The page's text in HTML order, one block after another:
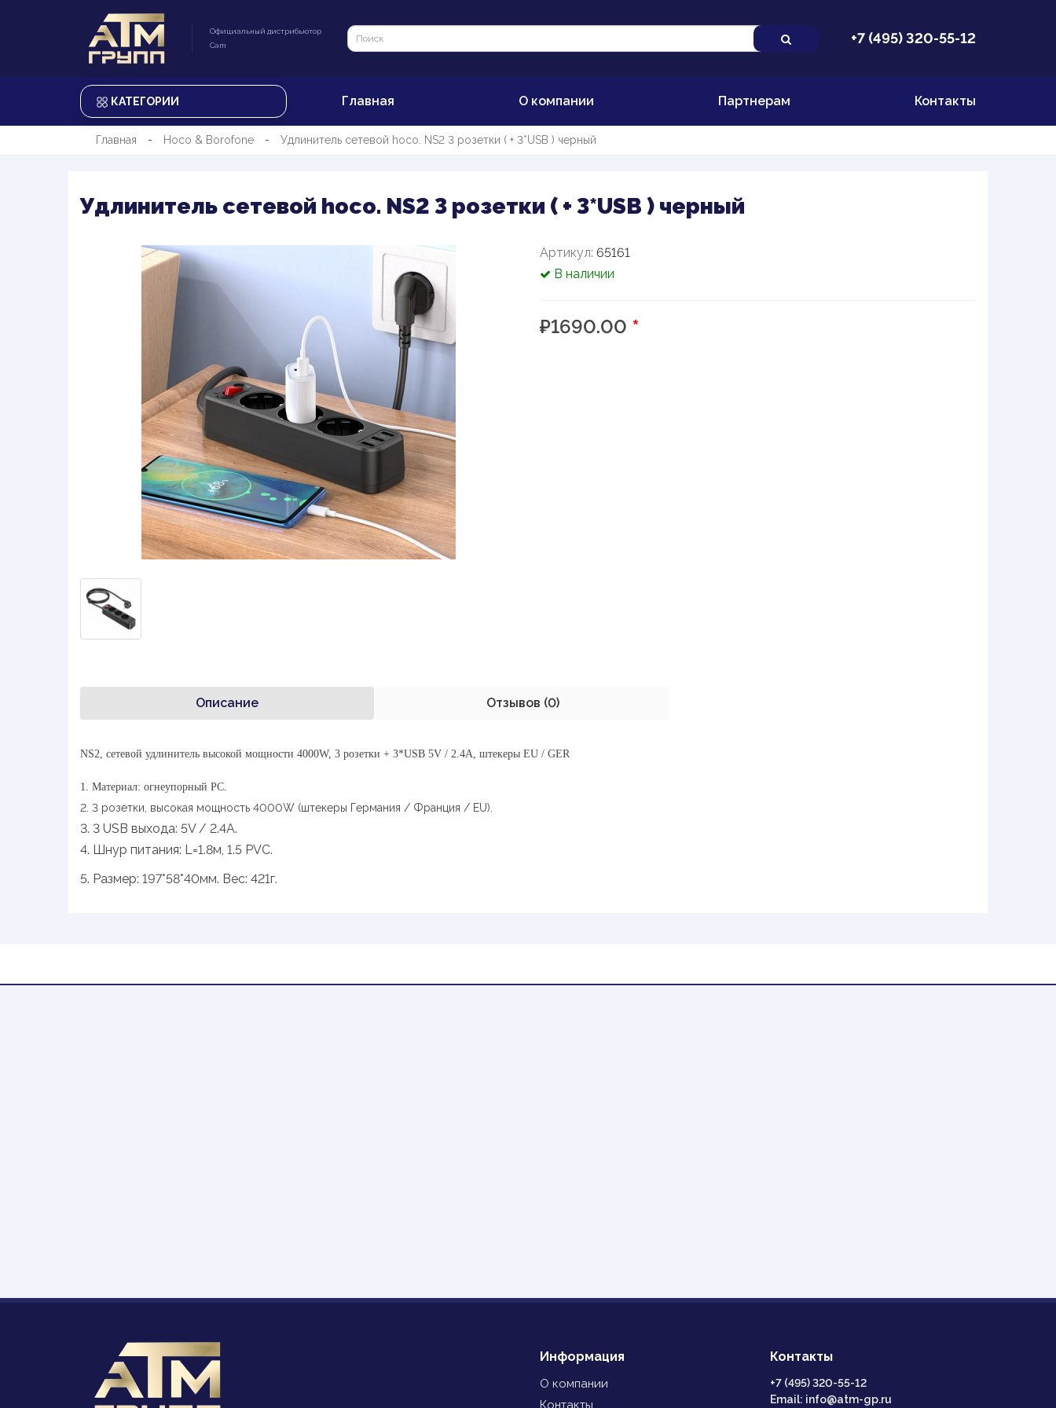
Официальный дистрибьютор
Cam
+7 (495) 320-55-12
КАТЕГОРИИ Главная О компании Партнерам Контакты
Главная Hoco & Borofone Удлинитель сетевой hoco. NS2 3 розетки ( + 3*USB ) черный
Удлинитель сетевой hoco. NS2 3 розетки ( + 3*USB ) черный
Артикул: 65161
В наличии
₽1690.00 *
Описание Отзывов (0)
NS2, сетевой удлинитель высокой мощности 4000W, 3 розетки + 3*USB 5V / 2.4A, штекеры EU / GER
1. Материал: огнеупорный PC.
2. 3 розетки, высокая мощность 4000W (штекеры Германия / Франция / EU).
3. 3 USB выхода: 5V / 2.4A.
4. Шнур питания: L=1.8м, 1.5 PVC.
5. Размер: 197*58*40мм. Вес: 421г.
Информация
О компании
Контакты
Контакты
+7 (495) 320-55-12
Email: info@atm-gp.ru